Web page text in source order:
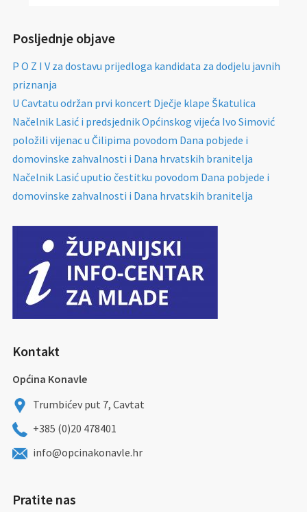
Posljednje objave
P O Z I V za dostavu prijedloga kandidata za dodjelu javnih
priznanja
U Cavtatu održan prvi koncert Dječje klape Škatulica
Načelnik Lasić i predsjednik Općinskog vijeća Ivo Simović
položili vijenac u Čilipima povodom Dana pobjede i
domovinske zahvalnosti i Dana hrvatskih branitelja
Načelnik Lasić uputio čestitku povodom Dana pobjede i
domovinske zahvalnosti i Dana hrvatskih branitelja
Kontakt
Općina Konavle
Trumbićev put 7, Cavtat
+385 (0)20 478401
info@opcinakonavle.hr
Pratite nas